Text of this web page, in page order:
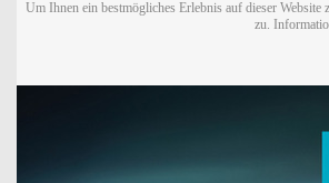
Um Ihnen ein bestmögliches Erlebnis auf dieser
zu.